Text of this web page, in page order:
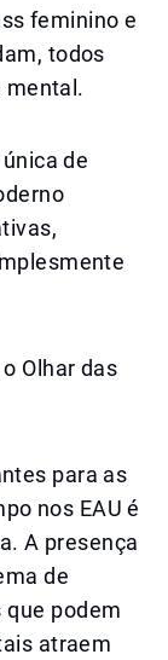
feminino e
todos
mental.
de
Olhar das
para as
nos EAU é
A presença
de
podem
atraem